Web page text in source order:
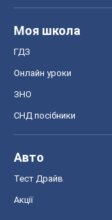
Моя школа
ГДЗ
Онлайн уроки
ЗНО
СНД посібники
Авто
Тест Драйв
Акції